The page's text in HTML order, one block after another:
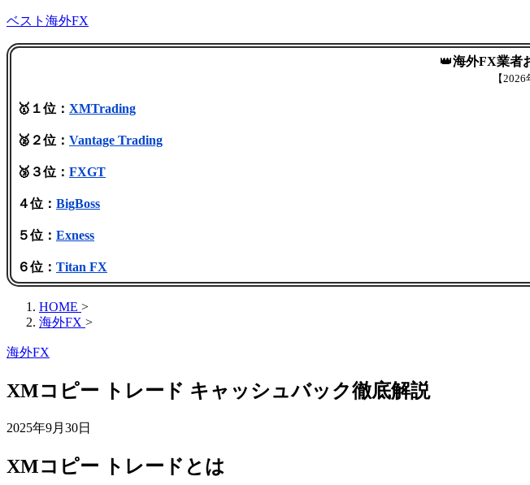
ベスト海外FX
👑海外FX業者
【2026
🥇１位： XMTrading
🥈２位： Vantage Trading
🥉３位： FXGT
４位： BigBoss
５位： Exness
６位： Titan FX
HOME >
海外FX >
海外FX
XMコピー トレード キャッシュバック徹底解説
2025年9月30日
XMコピー トレードとは